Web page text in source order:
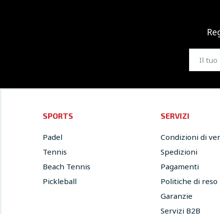
SPORTS
Padel
Tennis
Beach Tennis
Pickleball
SERVIZI
Condizioni di
Spedizioni
Pagamenti
Politiche di reso
Garanzie
Servizi B2B